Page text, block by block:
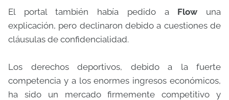
El portal también había pedido a Flow una
explicación, pero declinaron debido a cuestiones de
cláusulas de confidencialidad.
Los derechos deportivos, debido a la fuerte
competencia y a los enormes ingresos económicos,
ha sido un mercado firmemente competitivo y